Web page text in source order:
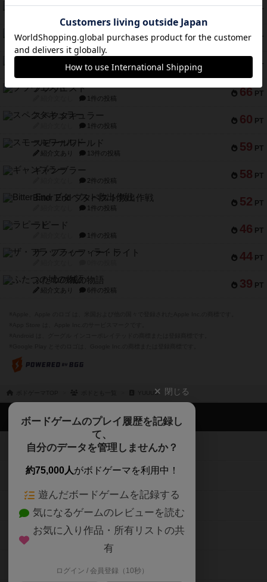
75 PT
宵と暁の呪文書
73 PT
リスボン・トラム 28
紹介文あり 9件の投稿
PT
紹介文なし 1件の投稿
66 PT
ブラヴェスト
1件の投稿
60 PT
スペクタキュラー
1件の投稿
59 PT
スモールワールド
紹介文あり 13件の投稿
58 PT
ギャンブラー
2件の投稿
52 PT
Bitter End ブタペスト救出作戦
1件の投稿
46 PT
ラピード
1件の投稿
44 PT
ザ・フラッフィー・ライト
39 PT
ふたつの城の物語
紹介文あり 6件の投稿
YUUUU 閉じる
ボードゲームのプレイ履歴を記録し
て、
自分のデータを管理しませんか？
約75,000人がボドゲーマを利用中！
遊んだボードゲームを記録する
気になるゲームのレビューを読む
お気に入り作品・所有リストの共
有
ログイン / 会員登録（10秒）
ボドゲーマTOP
ボードゲームを検索する
ボードゲームの新着レビュー
ボードゲーム会情報
メカニクス特集
掲示板・トピックス